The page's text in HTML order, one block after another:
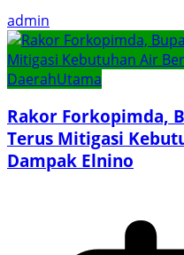
admin
DaerahUtama
Rakor Forkopimda,
Terus Mitigasi
Dampak Elnino